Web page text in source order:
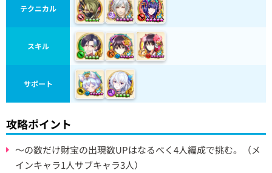
テクニカル
スキル
サポート
攻略ポイント
～の数だけ財宝の出現数UPはなるべく4人編成で挑む。（メ
インキャラ1人サブキャラ3人）